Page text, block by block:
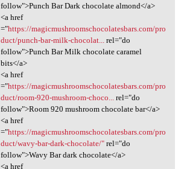
follow">Punch Bar Dark chocolate almond</a>
<a href
="https://magicmushroomschocolatesbars.com/pro
duct/punch-bar-milk-chocolat...
rel="do
follow">Punch Bar Milk chocolate caramel
bits</a>
<a href
="https://magicmushroomschocolatesbars.com/pro
duct/room-920-mushroom-choco...
rel="do
follow">Room 920 mushroom chocolate bar</a>
<a href
="https://magicmushroomschocolatesbars.com/pro
duct/wavy-bar-dark-chocolate/"rel="do
follow">Wavy Bar dark chocolate</a>
<a href